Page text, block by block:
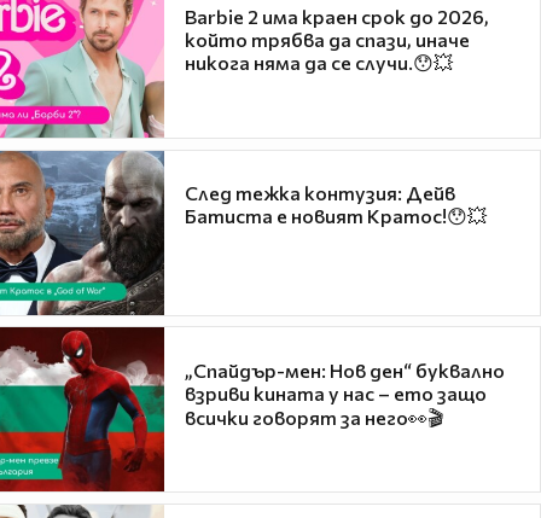
Barbie 2 има краен срок до 2026,
който трябва да спази, иначе
никога няма да се случи.😯💥
След тежка контузия: Дейв
Батиста е новият Кратос!😯💥
„Спайдър-мен: Нов ден“ буквално
взриви кината у нас – ето защо
всички говорят за него👀🎬